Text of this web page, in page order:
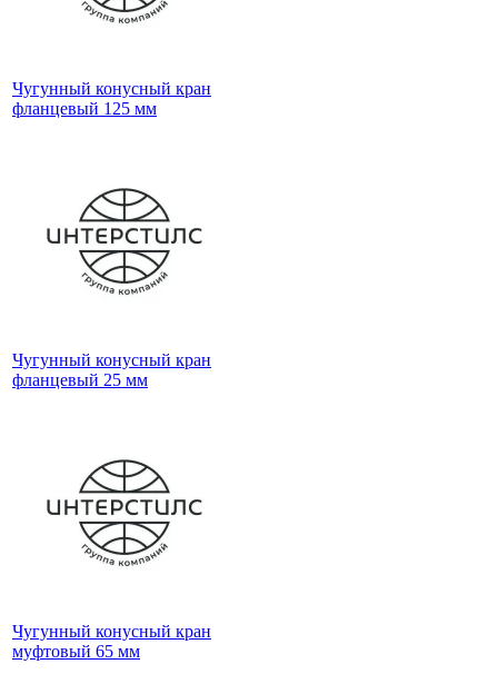
Чугунный конусный кран
фланцевый 125 мм
Чугунный конусный кран
фланцевый 25 мм
Чугунный конусный кран
муфтовый 65 мм